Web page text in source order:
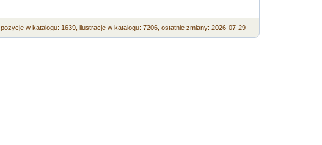
pozycje w katalogu: 1639,ilustracje w katalogu: 7206,ostatnie zmiany: 2026-07-29